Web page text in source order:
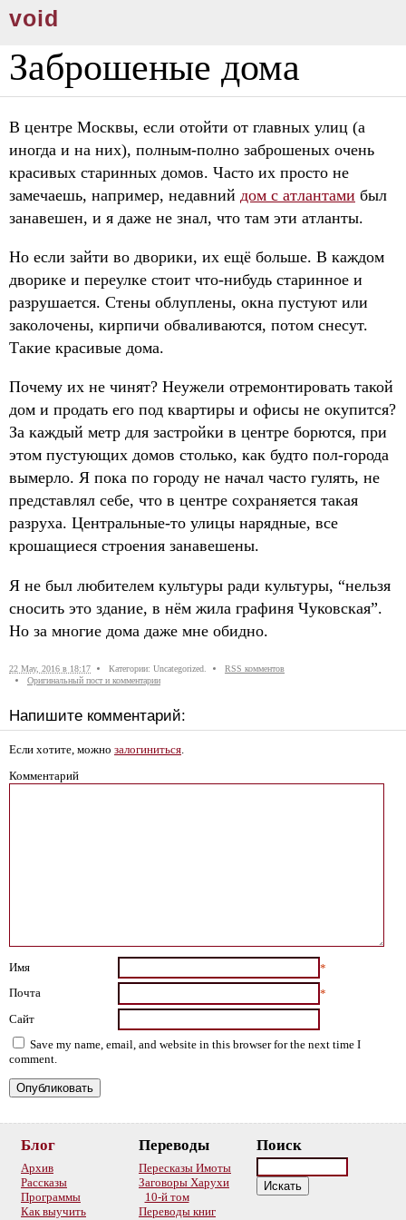
void
Заброшеные дома
В центре Москвы, если отойти от главных улиц (а
иногда и на них), полным-полно заброшеных очень
красивых старинных домов. Часто их просто не
замечаешь, например, недавний дом с атлантами был
занавешен, и я даже не знал, что там эти атланты.
Но если зайти во дворики, их ещё больше. В каждом
дворике и переулке стоит что-нибудь старинное и
разрушается. Стены облуплены, окна пустуют или
заколочены, кирпичи обваливаются, потом снесут.
Такие красивые дома.
Почему их не чинят? Неужели отремонтировать такой
дом и продать его под квартиры и офисы не окупится?
За каждый метр для застройки в центре борются, при
этом пустующих домов столько, как будто пол-города
вымерло. Я пока по городу не начал часто гулять, не
представлял себе, что в центре сохраняется такая
разруха. Центральные-то улицы нарядные, все
крошащиеся строения занавешены.
Я не был любителем культуры ради культуры, “нельзя
сносить это здание, в нём жила графиня Чуковская”.
Но за многие дома даже мне обидно.
22 May, 2016 в 18:17 Категории: Uncategorized.
RSS комментов
Оригинальный пост и комментарии
Напишите комментарий:
Если хотите, можно залогиниться
Комментарий
Имя
*
Почта
*
Сайт
Save my name, email, and website in this browser for the next time I
comment.
Блог
Архив
Рассказы
Программы
Как выучить
Переводы
Пересказы Имоты
Заговоры Харухи
10-й том
Переводы книг
Поиск